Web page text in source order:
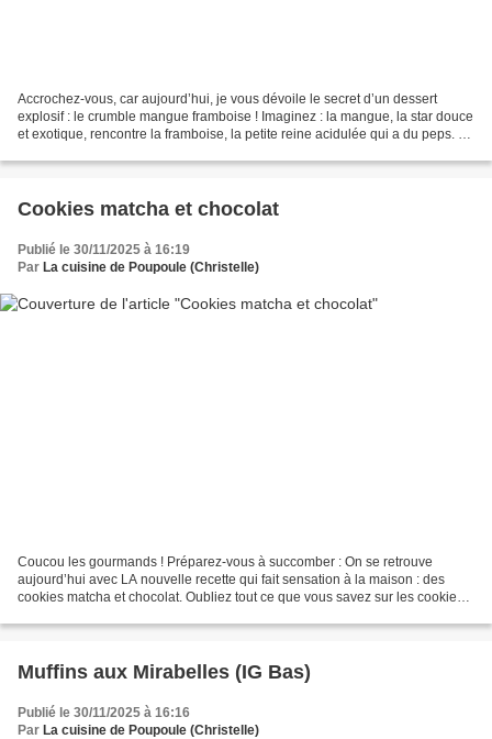
Accrochez-vous, car aujourd’hui, je vous dévoile le secret d’un dessert
explosif : le crumble mangue framboise ! Imaginez : la mangue, la star douce
et exotique, rencontre la framboise, la petite reine acidulée qui a du peps. Et
Cookies matcha et chocolat
Publié le 30/11/2025 à 16:19
Par La cuisine de Poupoule (Christelle)
Coucou les gourmands ! Préparez-vous à succomber : On se retrouve
aujourd’hui avec LA nouvelle recette qui fait sensation à la maison : des
cookies matcha et chocolat. Oubliez tout ce que vous savez sur les cookies
Muffins aux Mirabelles (IG Bas)
Publié le 30/11/2025 à 16:16
Par La cuisine de Poupoule (Christelle)